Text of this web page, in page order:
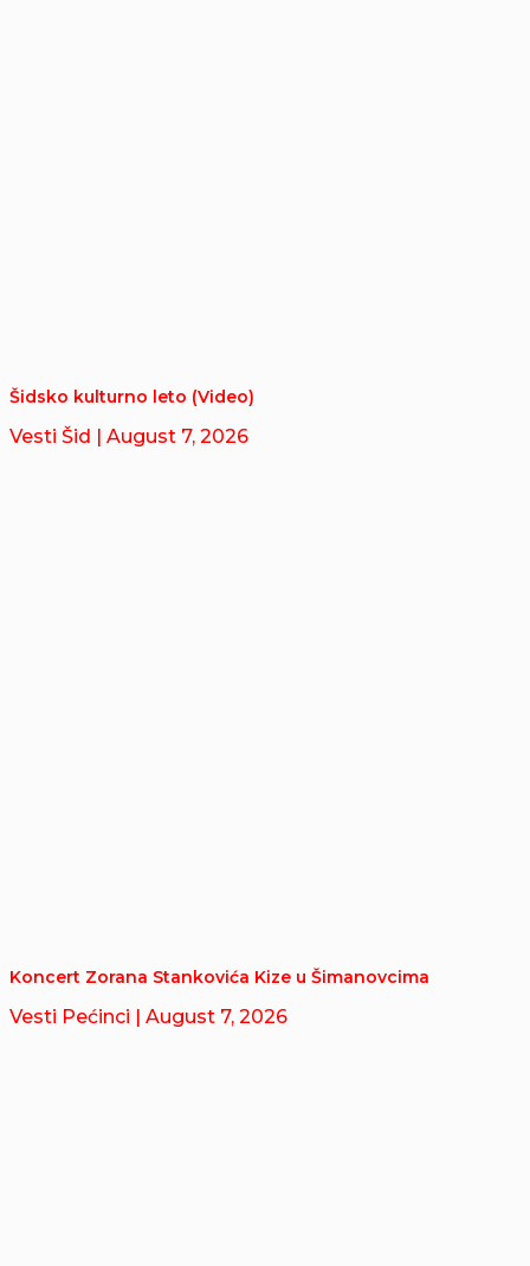
Šidsko kulturno leto (Video)
Vesti Šid | August 7, 2026
Koncert Zorana Stankovića Kize u Šimanovcima
Vesti Pećinci | August 7, 2026